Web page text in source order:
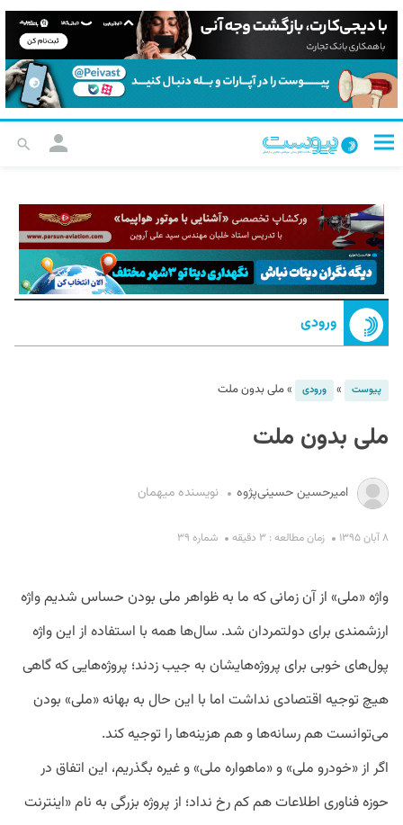
ورودی
پیوست » ورودی »ملی بدون ملت
ملی بدون ملت
امیرحسین حسینی‌پژوه نویسنده میهمان
۸ آبان ۱۳۹۵ زمان مطالعه : ۳ دقیقه شماره ۳۹
واژه «ملی» از آن زمانی که ما به ظواهر ملی بودن حساس شدیم واژه
ارزشمندی برای دولتمردان شد. سال‌ها همه با استفاده از این واژه
پول‌های خوبی برای پروژه‌هایشان به جیب زدند؛ پروژه‌هایی که گاهی
هیچ توجیه اقتصادی نداشت اما با این حال به بهانه «ملی» بودن
می‌توانست هم رسانه‌ها و هم هزینه‌ها را توجیه کند.
اگر از «خودرو ملی» و «ماهواره ملی» و غیره بگذریم، این اتفاق در
حوزه فناوری اطلاعات هم کم رخ نداد؛ از پروژه بزرگی به نام «اینترنت